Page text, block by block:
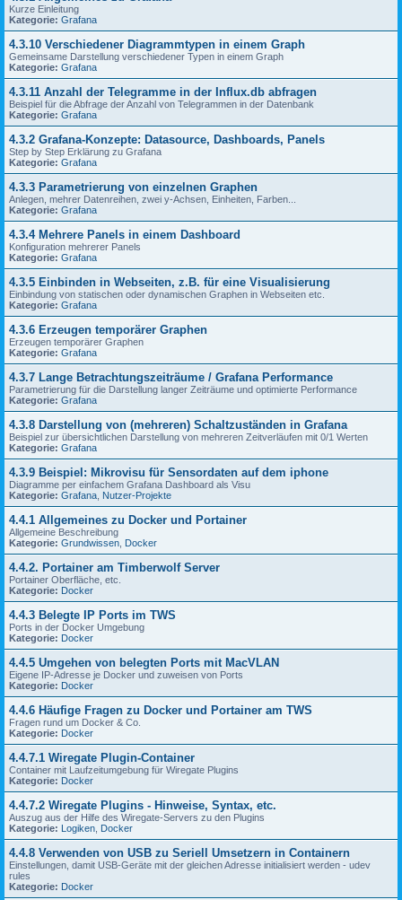
Kurze Einleitung
Kategorie: Grafana
4.3.10 Verschiedener Diagrammtypen in einem Graph
Gemeinsame Darstellung verschiedener Typen in einem Graph
Kategorie: Grafana
4.3.11 Anzahl der Telegramme in der Influx.db abfragen
Beispiel für die Abfrage der Anzahl von Telegrammen in der Datenbank
Kategorie: Grafana
4.3.2 Grafana-Konzepte: Datasource, Dashboards, Panels
Step by Step Erklärung zu Grafana
Kategorie: Grafana
4.3.3 Parametrierung von einzelnen Graphen
Anlegen, mehrer Datenreihen, zwei y-Achsen, Einheiten, Farben...
Kategorie: Grafana
4.3.4 Mehrere Panels in einem Dashboard
Konfiguration mehrerer Panels
Kategorie: Grafana
4.3.5 Einbinden in Webseiten, z.B. für eine Visualisierung
Einbindung von statischen oder dynamischen Graphen in Webseiten etc.
Kategorie: Grafana
4.3.6 Erzeugen temporärer Graphen
Erzeugen temporärer Graphen
Kategorie: Grafana
4.3.7 Lange Betrachtungszeiträume / Grafana Performance
Parametrierung für die Darstellung langer Zeiträume und optimierte Performance
Kategorie: Grafana
4.3.8 Darstellung von (mehreren) Schaltzuständen in Grafana
Beispiel zur übersichtlichen Darstellung von mehreren Zeitverläufen mit 0/1 Werten
Kategorie: Grafana
4.3.9 Beispiel: Mikrovisu für Sensordaten auf dem iphone
Diagramme per einfachem Grafana Dashboard als Visu
Kategorie: Grafana Nutzer-Projekte
4.4.1 Allgemeines zu Docker und Portainer
Allgemeine Beschreibung
Kategorie: Grundwissen Docker
4.4.2. Portainer am Timberwolf Server
Portainer Oberfläche, etc.
Kategorie: Docker
4.4.3 Belegte IP Ports im TWS
Ports in der Docker Umgebung
Kategorie: Docker
4.4.5 Umgehen von belegten Ports mit MacVLAN
Eigene IP-Adresse je Docker und zuweisen von Ports
Kategorie: Docker
4.4.6 Häufige Fragen zu Docker und Portainer am TWS
Fragen rund um Docker & Co.
Kategorie: Docker
4.4.7.1 Wiregate Plugin-Container
Container mit Laufzeitumgebung für Wiregate Plugins
Kategorie: Docker
4.4.7.2 Wiregate Plugins - Hinweise, Syntax, etc.
Auszug aus der Hilfe des Wiregate-Servers zu den Plugins
Kategorie: Logiken Docker
4.4.8 Verwenden von USB zu Seriell Umsetzern in Containern
Einstellungen, damit USB-Geräte mit der gleichen Adresse initialisiert werden - udev
rules
Kategorie: Docker